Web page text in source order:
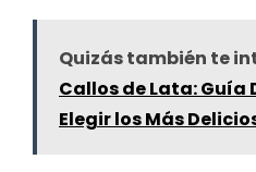
Quizás también te
Callos de Lata:
Elegir los Más